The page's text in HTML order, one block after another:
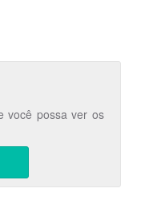
você possa ver os